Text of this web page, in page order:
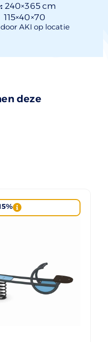
240×365 cm
115×40×70
AKI op locatie
deze